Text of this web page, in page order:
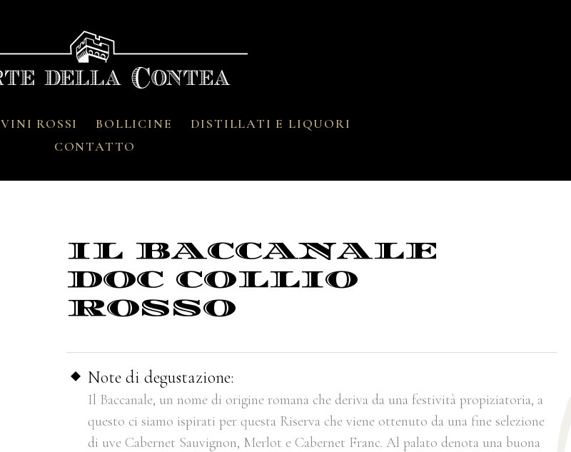
VINI ROSSI BOLLICINE
DISTILLATI E LIQUORI
CONTATTO
IL BACCANALE
DOC COLLIO
ROSSO
Note di degustazione:
Il Baccanale, un nome di origine romana che deriva da una festività propiziatoria, a
questo ci siamo ispirati per questa Riserva che viene ottenuto da una fine selezione
di uve Cabernet Sauvignon, Merlot e Cabernet Franc. Al palato denota una buona